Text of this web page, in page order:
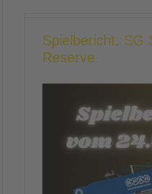
Spielbericht: SG
Reserve